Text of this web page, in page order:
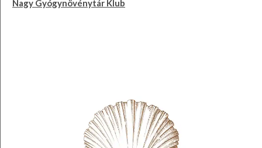
Nagy Gyógynövénytár Klub